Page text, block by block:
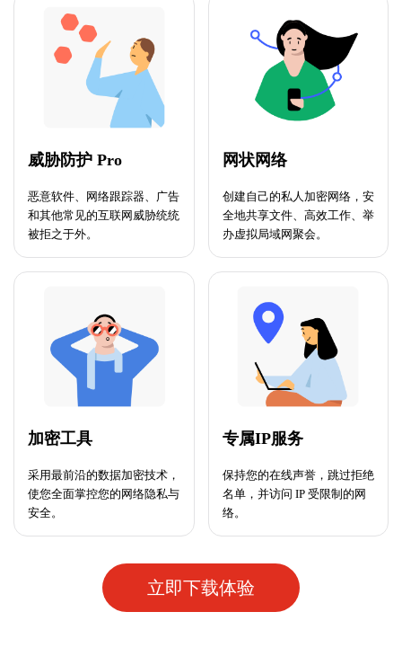
威胁防护 Pro
恶意软件、网络跟踪器、广告
和其他常见的互联网威胁统统
被拒之于外。
网状网络
创建自己的私人加密网络，安
全地共享文件、高效工作、举
办虚拟局域网聚会。
加密工具
采用最前沿的数据加密技术，
使您全面掌控您的网络隐私与
安全。
专属IP服务
保持您的在线声誉，跳过拒绝
名单，并访问 IP 受限制的网
络。
立即下载体验